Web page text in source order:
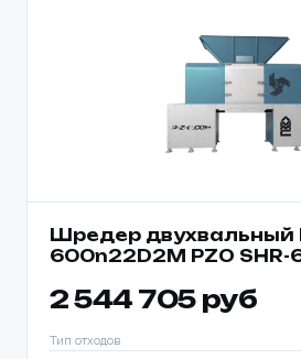
Шредер двухвальный
600n22D2M PZO
2 544 705 руб
Тип отходов